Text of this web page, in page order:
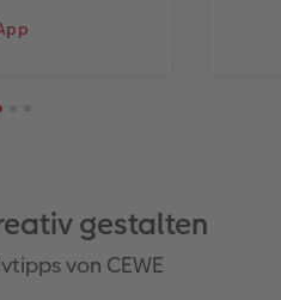
gestalten
von CEWE